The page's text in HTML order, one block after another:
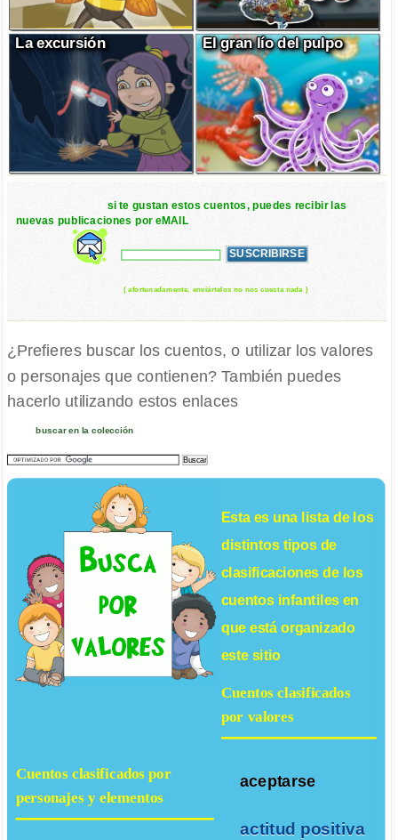
La excursión El gran lío del pulpo
si te gustan estos cuentos, puedes recibir las
nuevas publicaciones por eMAIL
( afortunadamente, enviártelos no nos cuesta nada )
¿Prefieres buscar los cuentos, o utilizar los valores
o personajes que contienen? También puedes
hacerlo utilizando estos enlaces
buscar en la colección
Esta es una lista de los
distintos tipos de
clasificaciones de los
cuentos infantilesen
que está organizado
este sitio
Cuentos clasificados
por valores
aceptarse
actitud positiva
Cuentos clasificados por
personajes y elementos